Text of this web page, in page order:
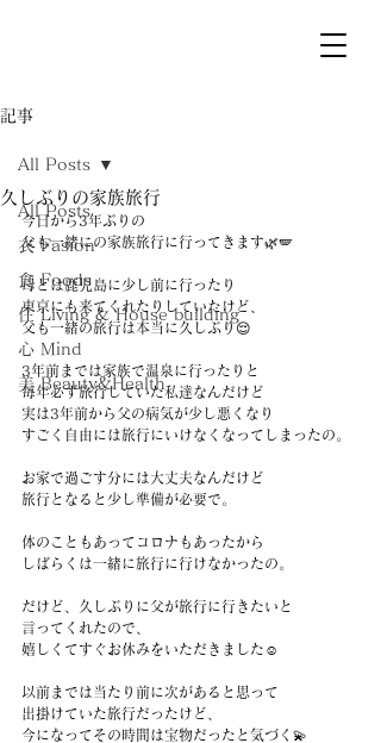
記事
All Posts
衣 Fasion
食 Foods
住 Living & House building
心 Mind
美 Beauty&Health
All Posts
久しぶりの家族旅行
今日から3年ぶりの
父も一緒にの家族旅行に行ってきます🌿🪽
母とは鹿児島に少し前に行ったり
東京にも来てくれたりしていたけど、
父も一緒の旅行は本当に久しぶり😌
3年前までは家族で温泉に行ったりと
毎年必ず旅行していた私達なんだけど
実は3年前から父の病気が少し悪くなり
すごく自由には旅行にいけなくなってしまったの。
お家で過ごす分には大丈夫なんだけど
旅行となると少し準備が必要で。
体のこともあってコロナもあったから
しばらくは一緒に旅行に行けなかったの。
だけど、久しぶりに父が旅行に行きたいと
言ってくれたので、
嬉しくてすぐお休みをいただきました☺️
以前までは当たり前に次があると思って
出掛けていた旅行だったけど、
今になってその時間は宝物だったと気づく💫